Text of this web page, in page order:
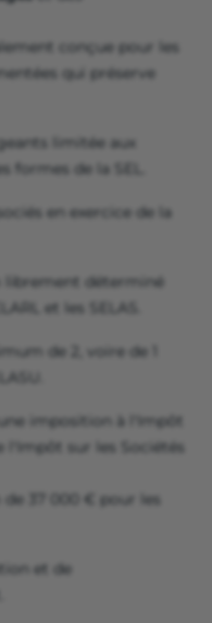
conçue pour les
qui préserve
limitée aux
formes de la SEL.
en exercice de la
librement déterminé
et les SELAS.
de 2, voire de 1
imposition à l'Impôt
l'Impôt sur les Sociétés
37 000 € pour les
et de